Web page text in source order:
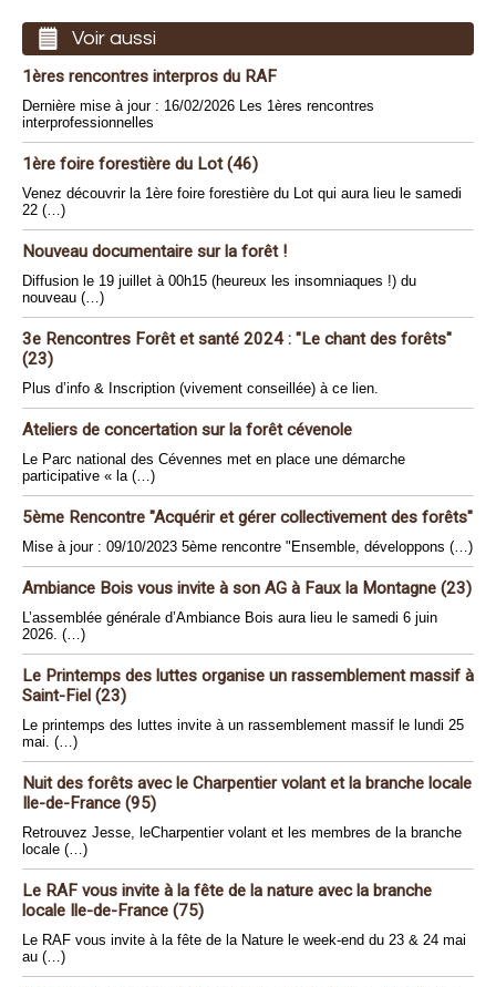
Voir aussi
1ères rencontres interpros du RAF
Dernière mise à jour : 16/02/2026 Les 1ères rencontres
interprofessionnelles
1ère foire forestière du Lot (46)
Venez découvrir la 1ère foire forestière du Lot qui aura lieu le samedi
22 (…)
Nouveau documentaire sur la forêt !
Diffusion le 19 juillet à 00h15 (heureux les insomniaques !) du
nouveau (…)
3e Rencontres Forêt et santé 2024 : "Le chant des forêts"
(23)
Plus d’info & Inscription (vivement conseillée) à ce lien.
Ateliers de concertation sur la forêt cévenole
Le Parc national des Cévennes met en place une démarche
participative « la (…)
5ème Rencontre "Acquérir et gérer collectivement des forêts"
Mise à jour : 09/10/2023 5ème rencontre "Ensemble, développons (…)
Ambiance Bois vous invite à son AG à Faux la Montagne (23)
L’assemblée générale d’Ambiance Bois aura lieu le samedi 6 juin
2026. (…)
Le Printemps des luttes organise un rassemblement massif à
Saint-Fiel (23)
Le printemps des luttes invite à un rassemblement massif le lundi 25
mai. (…)
Nuit des forêts avec le Charpentier volant et la branche locale
Ile-de-France (95)
Retrouvez Jesse, leCharpentier volant et les membres de la branche
locale (…)
Le RAF vous invite à la fête de la nature avec la branche
locale Ile-de-France (75)
Le RAF vous invite à la fête de la Nature le week-end du 23 & 24 mai
au (…)